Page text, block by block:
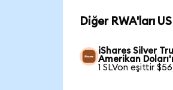
Diğer RWA'ları
iShares Silver
Amerikan
1 SLVon eşittir